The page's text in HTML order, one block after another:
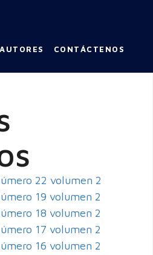
AUTORES CONTÁCTENOS
22 volumen 2
19 volumen 2
18 volumen 2
17 volumen 2
16 volumen 2